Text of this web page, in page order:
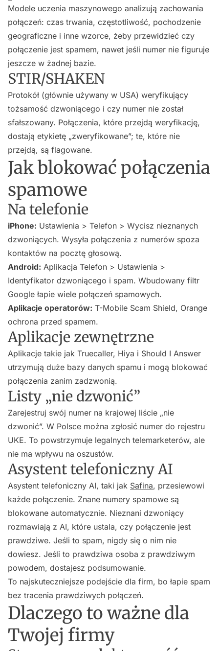
Modele uczenia maszynowego analizują zachowania
połączeń: czas trwania, częstotliwość, pochodzenie
geograficzne i inne wzorce, żeby przewidzieć czy
połączenie jest spamem, nawet jeśli numer nie figuruje
jeszcze w żadnej bazie.
STIR/SHAKEN
Protokół (głównie używany w USA) weryfikujący
tożsamość dzwoniącego i czy numer nie został
sfałszowany. Połączenia, które przejdą weryfikację,
dostają etykietę „zweryfikowane”; te, które nie
przejdą, są flagowane.
Jak blokować połączenia
spamowe
Na telefonie
iPhone: Ustawienia > Telefon > Wycisz nieznanych
dzwoniących. Wysyła połączenia z numerów spoza
kontaktów na pocztę głosową.
Android: Aplikacja Telefon > Ustawienia >
Identyfikator dzwoniącego i spam. Wbudowany filtr
Google łapie wiele połączeń spamowych.
Aplikacje operatorów: T-Mobile Scam Shield, Orange
ochrona przed spamem.
Aplikacje zewnętrzne
Aplikacje takie jak Truecaller, Hiya i Should I Answer
utrzymują duże bazy danych spamu i mogą blokować
połączenia zanim zadzwonią.
Listy „nie dzwonić”
Zarejestruj swój numer na krajowej liście „nie
dzwonić”. W Polsce można zgłosić numer do rejestru
UKE. To powstrzymuje legalnych telemarketerów, ale
nie ma wpływu na oszustów.
Asystent telefoniczny AI
Asystent telefoniczny AI, taki jak Safina, przesiewowi
każde połączenie. Znane numery spamowe są
blokowane automatycznie. Nieznani dzwoniący
rozmawiają z AI, które ustala, czy połączenie jest
prawdziwe. Jeśli to spam, nigdy się o nim nie
dowiesz. Jeśli to prawdziwa osoba z prawdziwym
powodem, dostajesz podsumowanie.
To najskuteczniejsze podejście dla firm, bo łapie spam
bez tracenia prawdziwych połączeń.
Dlaczego to ważne dla
Twojej firmy